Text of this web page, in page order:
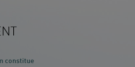
constitue